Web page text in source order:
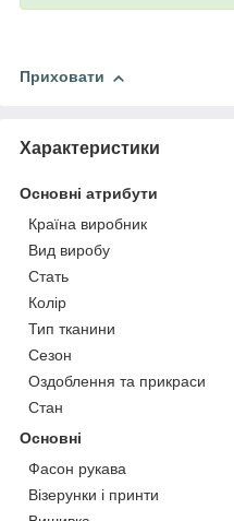
Приховати
Характеристики
Основні атрибути
Країна виробник
Вид виробу
Стать
Колір
Тип тканини
Сезон
Оздоблення та прикраси
Стан
Основні
Фасон рукава
Візерунки і принти